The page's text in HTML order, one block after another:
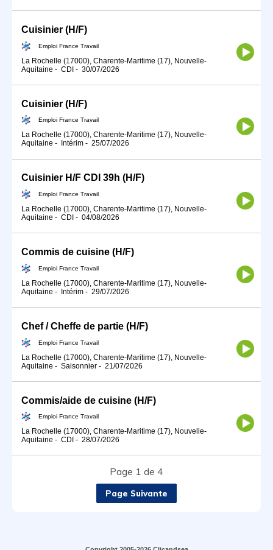
Cuisinier (H/F)
Emploi France Travail
La Rochelle (17000), Charente-Maritime (17), Nouvelle-
Aquitaine - CDI - 30/07/2026
Cuisinier (H/F)
Emploi France Travail
La Rochelle (17000), Charente-Maritime (17), Nouvelle-
Aquitaine - Intérim - 25/07/2026
Cuisinier H/F CDI 39h (H/F)
Emploi France Travail
La Rochelle (17000), Charente-Maritime (17), Nouvelle-
Aquitaine - CDI - 04/08/2026
Commis de cuisine (H/F)
Emploi France Travail
La Rochelle (17000), Charente-Maritime (17), Nouvelle-
Aquitaine - Intérim - 29/07/2026
Chef / Cheffe de partie (H/F)
Emploi France Travail
La Rochelle (17000), Charente-Maritime (17), Nouvelle-
Aquitaine - Saisonnier - 21/07/2026
Commis/aide de cuisine (H/F)
Emploi France Travail
La Rochelle (17000), Charente-Maritime (17), Nouvelle-
Aquitaine - CDI - 28/07/2026
Page 1 de 4
Page Suivante